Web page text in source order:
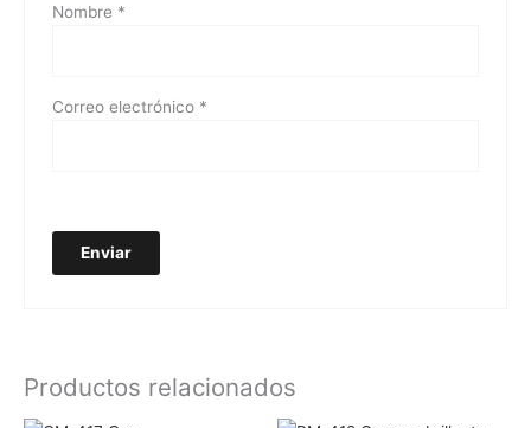
Nombre *
Correo electrónico *
Productos relacionados